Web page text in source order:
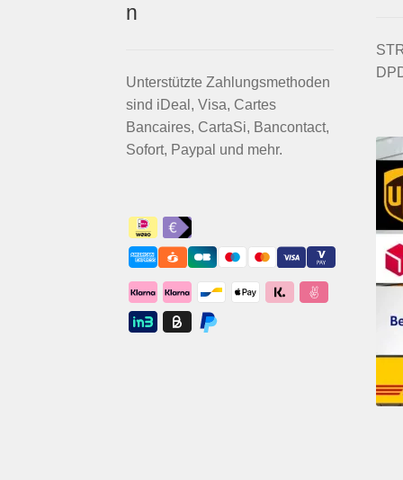
n
Unterstützte Zahlungsmethoden
sind iDeal, Visa, Cartes
Bancaires, CartaSi, Bancontact,
Sofort, Paypal und mehr.